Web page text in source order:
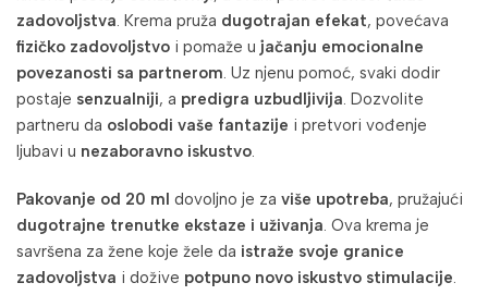
zadovoljstva. Krema pruža dugotrajan efekat, povećava
fizičko zadovoljstvo i pomaže u jačanju emocionalne
povezanosti sa partnerom. Uz njenu pomoć, svaki dodir
postaje senzualniji, a predigra uzbudljivija. Dozvolite
partneru da oslobodi vaše fantazije i pretvori vođenje
ljubavi u nezaboravno iskustvo.
Pakovanje od 20 ml dovoljno je za više upotreba, pružajući
dugotrajne trenutke ekstaze i uživanja. Ova krema je
savršena za žene koje žele da istraže svoje granice
zadovoljstva i dožive potpuno novo iskustvo stimulacije.